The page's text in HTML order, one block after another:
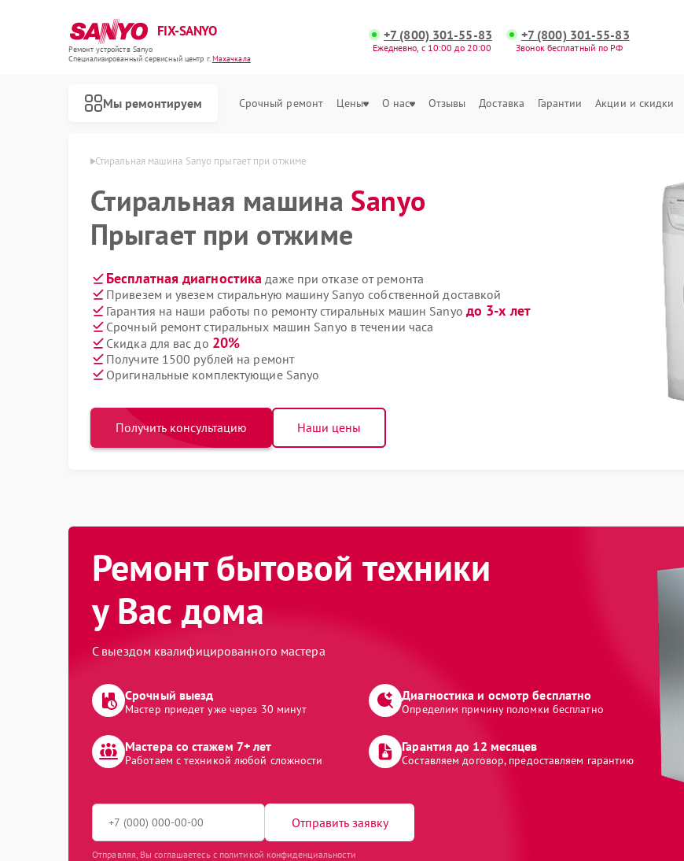
FIX-SANYO
Ремонт устройств Sanyo
Специализированный cервисный центр г.Махачкала
+7 (800) 301-55-83
Ежедневно, с 10:00 до 20:00
+7 (800) 301-55-83
Звонок бесплатный по РФ
Мы ремонтируем Срочный ремонт Цены О нас Отзывы Доставка Гарантии Акции и скидки
Стиральная машина Sanyo прыгает при отжиме
Стиральная машина Sanyo
Прыгает при отжиме
Бесплатная диагностика даже при отказе от ремонта
Привезем и увезем стиральную машину Sanyo собственной доставкой
Гарантия на наши работы по ремонту стиральных машин Sanyo до 3-х лет
Срочный ремонт стиральных машин Sanyo в течении часа
Скидка для вас до 20%
Получите 1500 рублей на ремонт
Оригинальные комплектующие Sanyo
Получить консультацию Наши цены
Ремонт бытовой техники
у Вас дома
С выездом квалифицированного мастера
Срочный выезд
Мастер приедет уже через 30 минут
Диагностика и осмотр бесплатно
Определим причину поломки бесплатно
Мастера со стажем 7+ лет
Работаем с техникой любой сложности
Гарантия до 12 месяцев
Составляем договор, предоставляем гарантию
Отправить заявку
Отправляя, Вы соглашаетесь с политикой конфиденциальности